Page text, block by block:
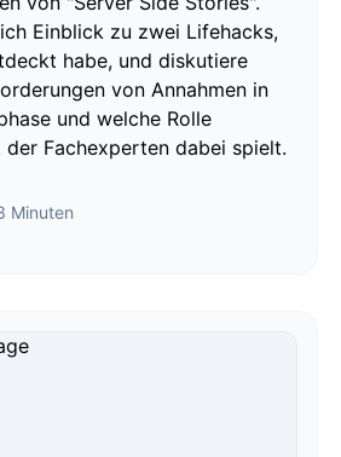
Einblick zu zwei Lifehacks,
habe, und diskutiere
von Annahmen in
und welche Rolle
Fachexperten dabei spielt.
Minuten